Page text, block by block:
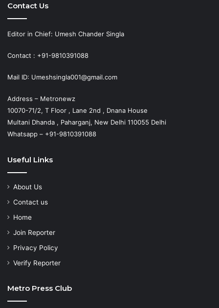
Contact Us
Editor in Chief: Umesh Chander Singla
Contact : +91-9810391088
Mail ID: Umeshsingla001@gmail.com
Address – Metronewz
10070-71/2, T Floor , Lane 2nd , Dnana House
Multani Dhanda , Paharganj, New Delhi 110055 Delhi
Whatsapp – +91-9810391088
Useful Links
About Us
Contact us
Home
Join Reporter
Privacy Policy
Verify Reporter
Metro Press Club